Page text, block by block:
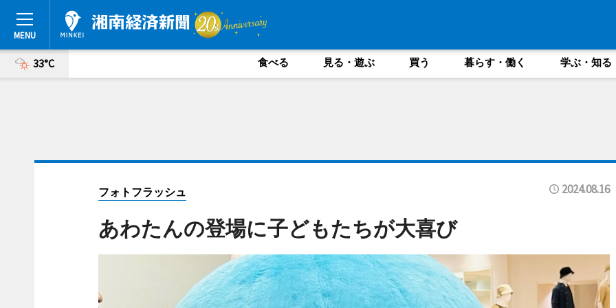
33°C 食べる 見る・遊ぶ 買う 暮らす・働く 学ぶ・知る
フォトフラッシュ 2024.08.16
あわたんの登場に子どもたちが大喜び